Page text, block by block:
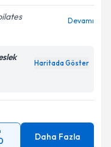
Devamı
Haritada Göster
Daha Fazla